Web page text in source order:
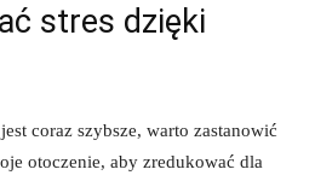
stres ‌dzięki
coraz szybsze, warto zastanowić
otoczenie, aby zredukować dla⁣